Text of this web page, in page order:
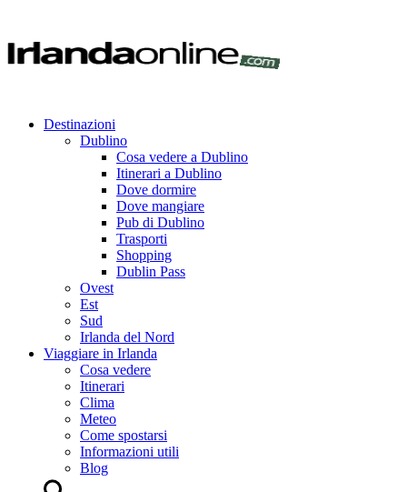
Destinazioni
Dublino
Cosa vedere a Dublino
Itinerari a Dublino
Dove dormire
Dove mangiare
Pub di Dublino
Trasporti
Shopping
Dublin Pass
Ovest
Est
Sud
Irlanda del Nord
Viaggiare in Irlanda
Cosa vedere
Itinerari
Clima
Meteo
Come spostarsi
Informazioni utili
Blog